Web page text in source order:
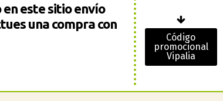
este sitio envío
una compra con
Código
promocional
Vipalia